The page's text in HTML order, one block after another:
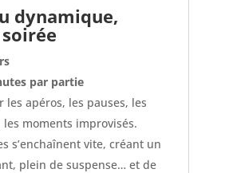
dynamique,
par partie
les apéros, les pauses, les
les moments improvisés.
s’enchaînent vite, créant un
plein de suspense… et de